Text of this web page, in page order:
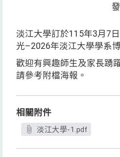
淡江大學訂於115年3月7
光–2026年淡江大學學系
歡迎有興趣師生及家長踴
請參考附檔海報。
相關附件
淡江大學-1.pdf